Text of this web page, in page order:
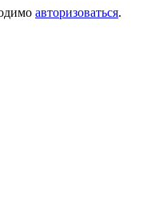
авторизоваться.